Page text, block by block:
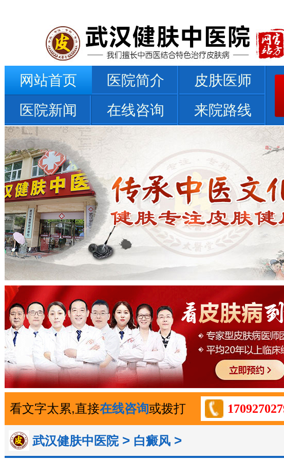
网站首页 医院简介
皮肤医师
医院新闻
在线咨询 来院路线
看文字太累,直接在线咨询或拨打
武汉健肤中医院> 白癜风 >